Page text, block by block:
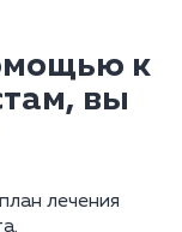
к
вы
лечения